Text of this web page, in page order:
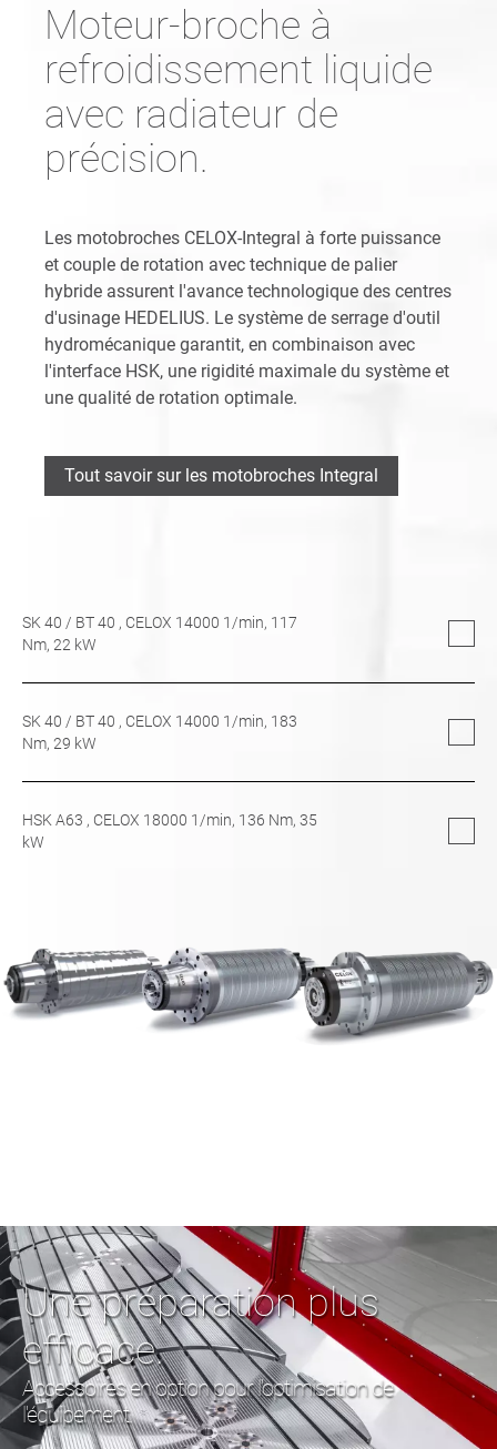
Moteur-broche à
refroidissement liquide
avec radiateur de
précision.
Les motobroches CELOX-Integral à forte puissance
et couple de rotation avec technique de palier
hybride assurent l'avance technologique des centres
d'usinage HEDELIUS. Le système de serrage d'outil
hydromécanique garantit, en combinaison avec
l'interface HSK, une rigidité maximale du système et
une qualité de rotation optimale.
Tout savoir sur les motobroches Integral
SK 40 / BT 40 , CELOX 14000 1/min, 117
Nm, 22 kW
SK 40 / BT 40 , CELOX 14000 1/min, 183
Nm, 29 kW
HSK A63 , CELOX 18000 1/min, 136 Nm, 35
kW
Une préparation plus
efficace.
Accessoires en option pour l'optimisation de
l'équipement.